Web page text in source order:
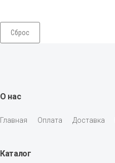
Сброс
О нас
Главная Оплата Доставка
Каталог